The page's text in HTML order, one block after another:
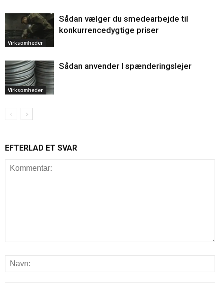
Virksomheder
Sådan vælger du smedearbejde til
konkurrencedygtige priser
Virksomheder
Sådan anvender I spænderingslejer
EFTERLAD ET SVAR